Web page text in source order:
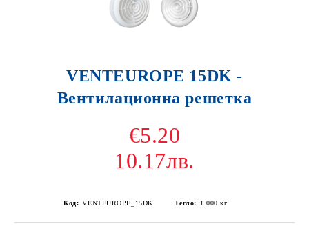
VENTEUROPE 15DK -
Вентилационна решетка
€5.20
10.17лв.
Код: VENTEUROPE_15DK Тегло: 1.000 кг